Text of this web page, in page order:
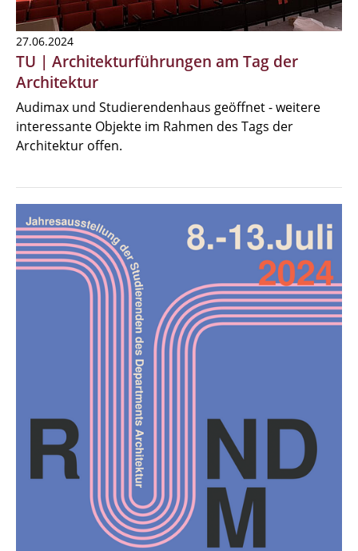
27.06.2024
TU | Architekturführungen am Tag der
Architektur
Audimax und Studierendenhaus geöffnet - weitere
interessante Objekte im Rahmen des Tags der
Architektur offen.